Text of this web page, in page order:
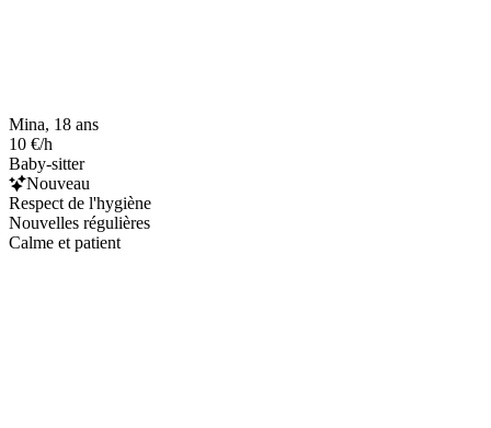
Mina, 18 ans
10 €/h
Baby-sitter
Nouveau
Respect de l'hygiène
Nouvelles régulières
Calme et patient